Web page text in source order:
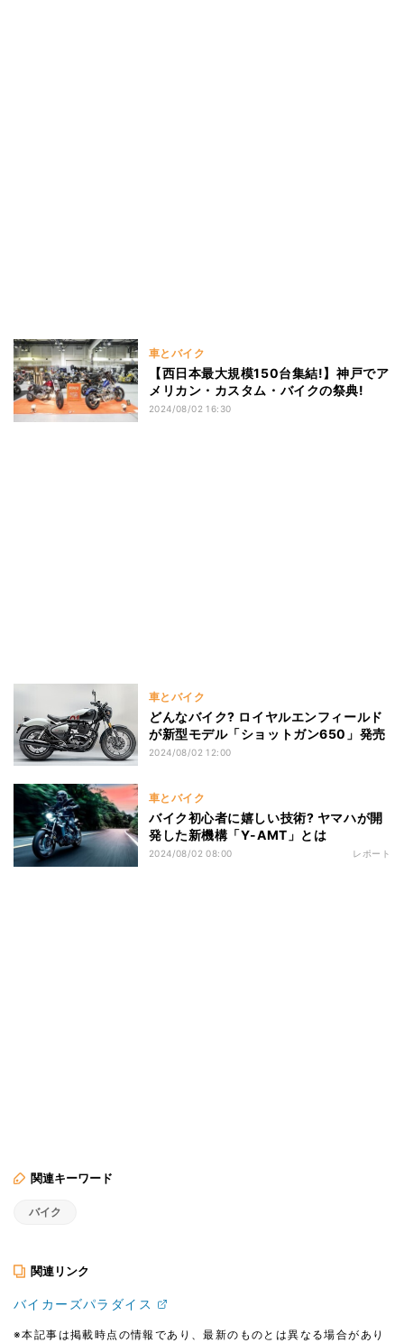
車とバイク
【西日本最大規模150台集結!】神戸でア
メリカン・カスタム・バイクの祭典!
2024/08/02 16:30
車とバイク
どんなバイク? ロイヤルエンフィールド
が新型モデル「ショットガン650」発売
2024/08/02 12:00
車とバイク
バイク初心者に嬉しい技術? ヤマハが開
発した新機構「Y-AMT」とは
2024/08/02 08:00 レポート
関連キーワード
バイク
関連リンク
バイカーズパラダイス
※本記事は掲載時点の情報であり、最新のものとは異なる場合があり